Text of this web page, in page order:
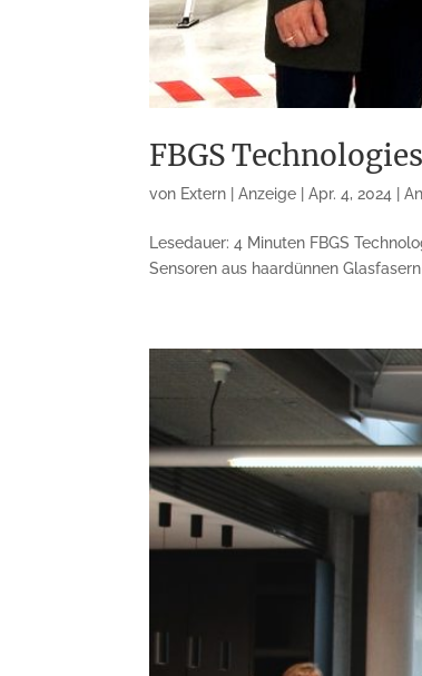
FBGS
von Extern | Anzeige |Apr. 4, 2024 |
Lesedauer: 4 Minuten FBGS
Sensoren aus haardünnen